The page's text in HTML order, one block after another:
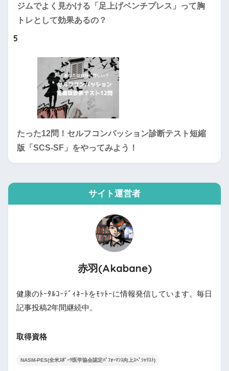
ジムでよく見かける「足上げベンチプレス」って胸
トレとして効果あるの？
5
たった12問！セルフコンパッション診断テスト短縮
版「SCS-SF」をやってみよう！
サイト運営者
赤羽(Akabane)
健康のﾄｰﾀﾙｺｰﾃﾞｨﾈｰﾄをﾓｯﾄｰに情報発信しています。毎日
記事投稿2年間継続中。
取得資格
NASM-PES(全米ｽﾎﾟｰﾂ医学協会認定ﾊﾟﾌｫｰﾏﾝｽ向上ｽﾍﾟｼｬﾘｽﾄ)